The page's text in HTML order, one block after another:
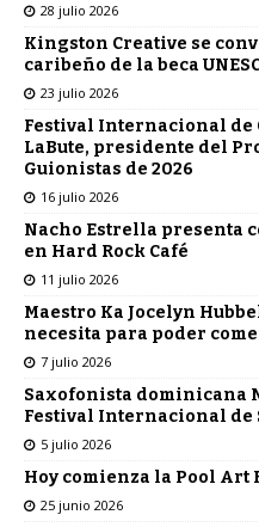
28 julio 2026
Kingston Creative se
caribeño de la beca
23 julio 2026
Festival Internacional de
LaBute, presidente del
Guionistas de 2026
16 julio 2026
Nacho Estrella presenta
en Hard Rock Café
11 julio 2026
Maestro Ka Jocelyn
necesita para poder
7 julio 2026
Saxofonista dominicana
Festival Internacional de
5 julio 2026
Hoy comienza la Pool Art
25 junio 2026